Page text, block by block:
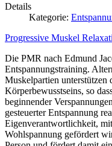
Details
Kategorie:
Progressive Muskel
Die PMR nach Edmund
Entspannungstraining.
Muskelpartien unterstützen
Körperbewusstseins, so
beginnender
gesteuerter Entspannung
Eigenverantwortlichkeit,
Wohlspannung gefördert